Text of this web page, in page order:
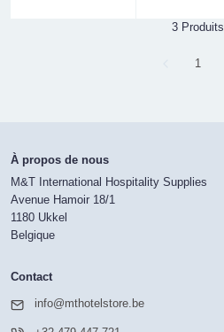
3 Produits
Page
1
À propos de nous
M&T International Hospitality Supplies
Avenue Hamoir 18/1
1180 Ukkel
Belgique
Contact
info@mthotelstore.be